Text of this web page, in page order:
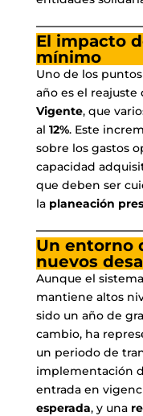
El impacto
mínimo
Uno de los
año es el reajuste
Vigente, que
al 12%. Este
sobre los gastos
capacidad
que deben ser
la planeación
Un entorno
nuevos
Aunque el
mantiene altos
sido un año de
cambio, ha
un periodo de
implementación
entrada en
esperada, y una